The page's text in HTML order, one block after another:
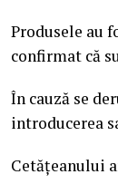
Produsele au
confirmat că
În cauză se
introducerea
Cetăţeanului